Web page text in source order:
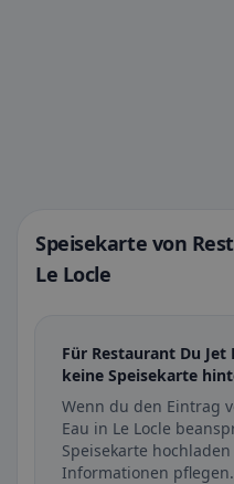
Speisekarte von
Le Locle
Für Restaurant Du Jet
keine Speisekarte
Wenn du den Eintrag
Eau in Le Locle
Speisekarte
Informationen pflegen.